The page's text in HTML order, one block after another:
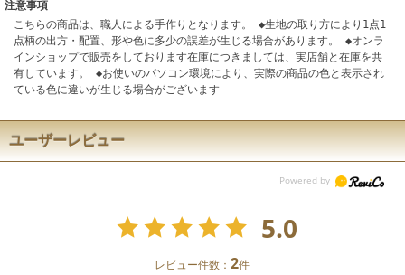
注意事項
こちらの商品は、職人による手作りとなります。 ◆生地の取り方により1点1
点柄の出方・配置、形や色に多少の誤差が生じる場合があります。 ◆オンラ
インショップで販売をしております在庫につきましては、実店舗と在庫を共
有しています。 ◆お使いのパソコン環境により、実際の商品の色と表示され
ている色に違いが生じる場合がございます
ユーザーレビュー
5.0
レビュー件数：2件